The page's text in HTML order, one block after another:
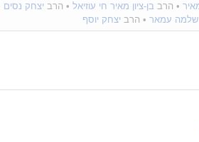
• הרב בן-ציון מאיר חי עוזיאל • הרב יצחק נסים
שלמה עמאר • הרב יצחק יוסף